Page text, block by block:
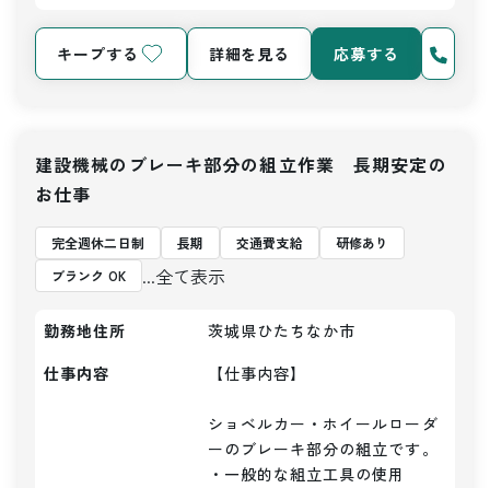
キープする 詳細を見る 応募する
建設機械のブレーキ部分の組立作業 長期安定の
お仕事
完全週休二日制 長期 交通費支給
研修あり
ブランク OK
...全て表示
勤務地住所
茨城県ひたちなか市
仕事内容
【仕事内容】
ショベルカー・ホイールローダ
ーのブレーキ部分の組立です。
・一般的な組立工具の使用